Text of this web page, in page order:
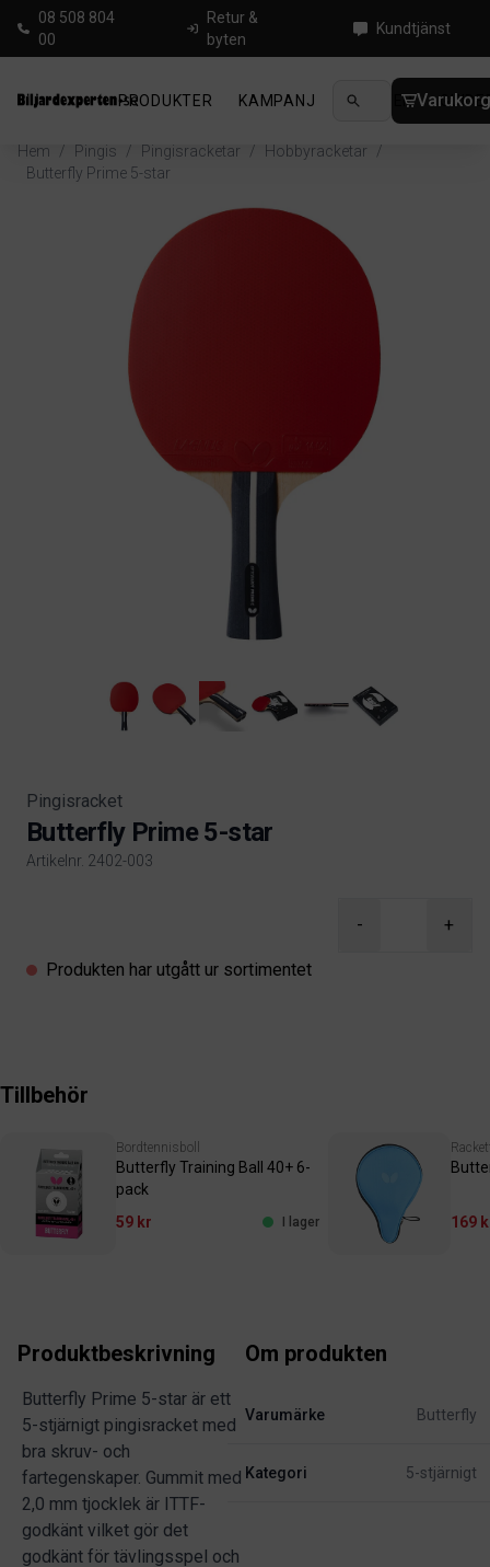
08 508 804
00
Retur &
byten
Kundtjänst
PRODUKTER KAMPANJ NYHETER
Hem / Pingis / Pingisracketar / Hobbyracketar
/
Butterfly Prime 5-star
Pingisracket
Butterfly Prime 5-star
Artikelnr. 2402-003
- +
Produkten har utgått ur sortimentet
Tillbehör
Bordtennisboll
Butterfly Training Ball 40+ 6-
pack
59 kr
I lager 169
Produktbeskrivning
Butterfly Prime 5-star är ett
5-stjärnigt pingisracket med
bra skruv- och
fartegenskaper. Gummit med
2,0 mm tjocklek är ITTF-
godkänt vilket gör det
godkänt för tävlingsspel och
Om produkten
Varumärke Butterfly
Kategori 5-stjärnigt